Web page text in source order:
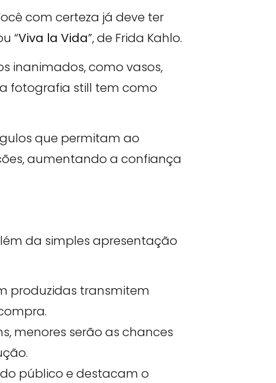
com certeza já deve ter
“Viva la Vida”, de Frida Kahlo.
inanimados, como vasos,
fotografia still tem como
que permitam ao
aumentando a confiança
da simples apresentação
produzidas transmitem
menores serão as chances
público e destacam o